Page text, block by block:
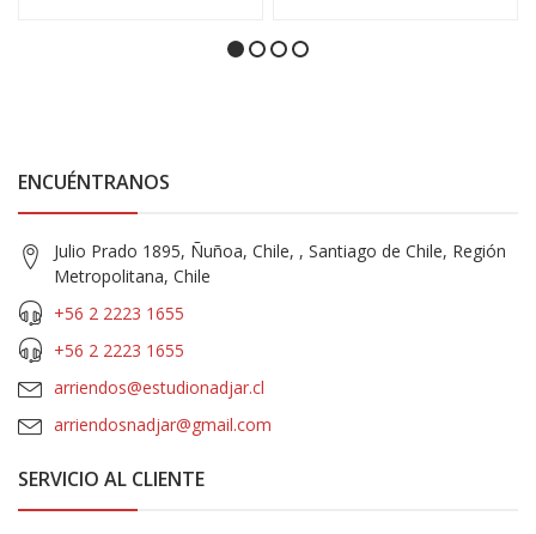
ENCUÉNTRANOS
Julio Prado 1895, Ñuñoa, Chile, , Santiago de Chile, Región
Metropolitana, Chile
+56 2 2223 1655
+56 2 2223 1655
arriendos@estudionadjar.cl
arriendosnadjar@gmail.com
SERVICIO AL CLIENTE